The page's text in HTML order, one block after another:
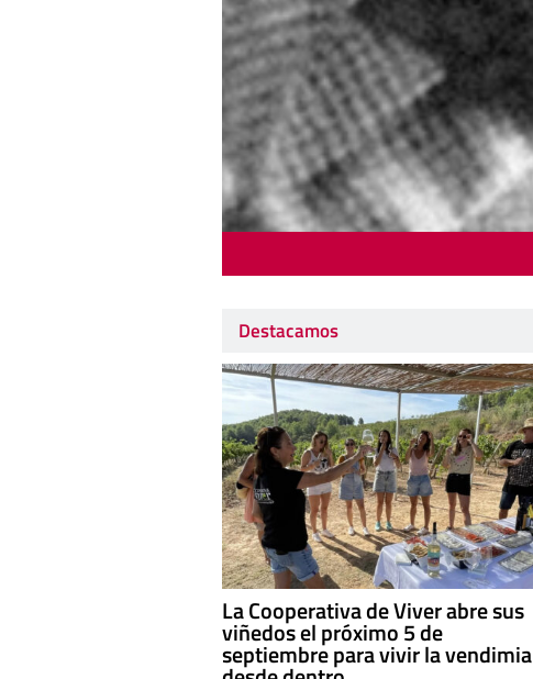
Destacamos
La Cooperativa de Viver abre sus
viñedos el próximo 5 de
septiembre para vivir la vendimia